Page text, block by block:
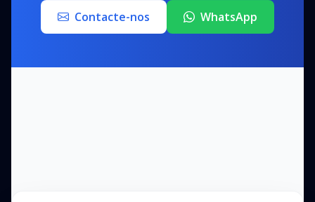
Contacte-nos
WhatsApp